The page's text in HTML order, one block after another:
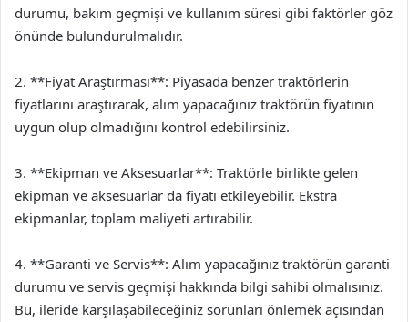
durumu, bakım geçmişi ve kullanım süresi gibi faktörler göz
önünde bulundurulmalıdır.
2. **Fiyat Araştırması**: Piyasada benzer traktörlerin
fiyatlarını araştırarak, alım yapacağınız traktörün fiyatının
uygun olup olmadığını kontrol edebilirsiniz.
3. **Ekipman ve Aksesuarlar**: Traktörle birlikte gelen
ekipman ve aksesuarlar da fiyatı etkileyebilir. Ekstra
ekipmanlar, toplam maliyeti artırabilir.
4. **Garanti ve Servis**: Alım yapacağınız traktörün garanti
durumu ve servis geçmişi hakkında bilgi sahibi olmalısınız.
Bu, ileride karşılaşabileceğiniz sorunları önlemek açısından